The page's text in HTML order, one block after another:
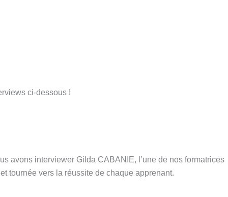
ci-dessous !
avons interviewer Gilda CABANIE, l’une de nos formatrices
tournée vers la réussite de chaque apprenant.